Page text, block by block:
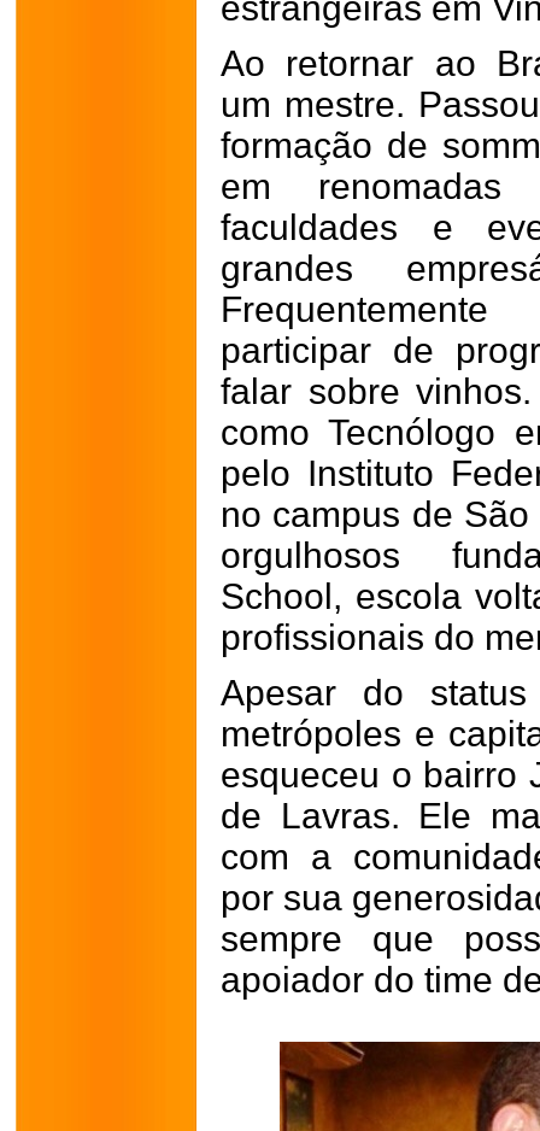
Ao retornar ao
um mestre.
formação de
em renomadas
faculdades e
grandes
participar de
falar sobre
como Tecnólogo
pelo Instituto
no campus de
orgulhosos
School, escola
profissionais do
Apesar do
metrópoles e
esqueceu o bairro
de Lavras. Ele
com a
por sua
sempre que
apoiador do time